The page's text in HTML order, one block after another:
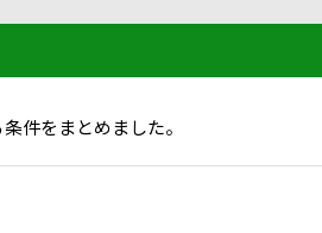
件をまとめました。